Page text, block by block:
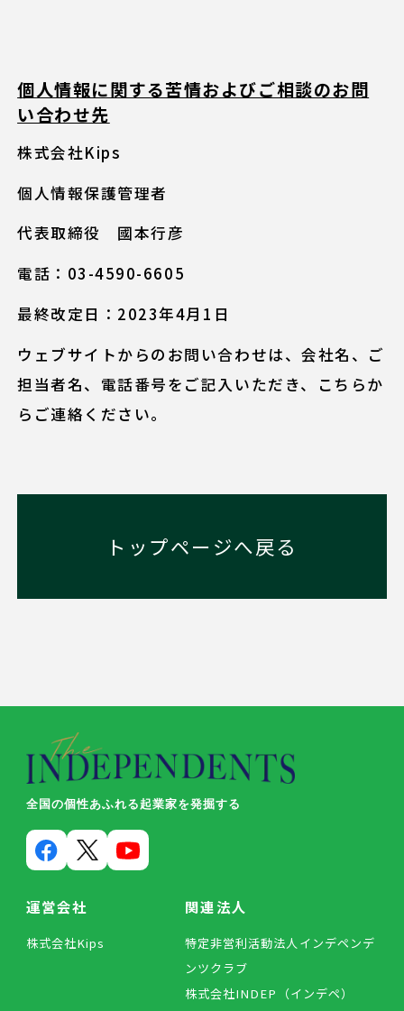
個人情報に関する苦情およびご相談のお問
い合わせ先
株式会社Kips
個人情報保護管理者
代表取締役 國本行彦
電話：03-4590-6605
最終改定日：2023年4月1日
ウェブサイトからのお問い合わせは、会社名、ご
担当者名、電話番号をご記入いただき、
こちらか
らご連絡ください。
トップページへ戻る
全国の個性あふれる起業家を発掘する
運営会社
株式会社Kips
関連法人
特定非営利活動法人インデペンデ
ンツクラブ
株式会社INDEP（インデペ）